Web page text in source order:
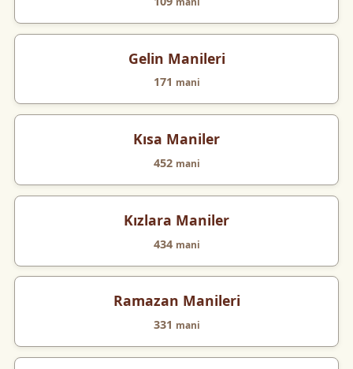
Gelin Manileri
171 mani
Kısa Maniler
452 mani
Kızlara Maniler
434 mani
Ramazan Manileri
331 mani